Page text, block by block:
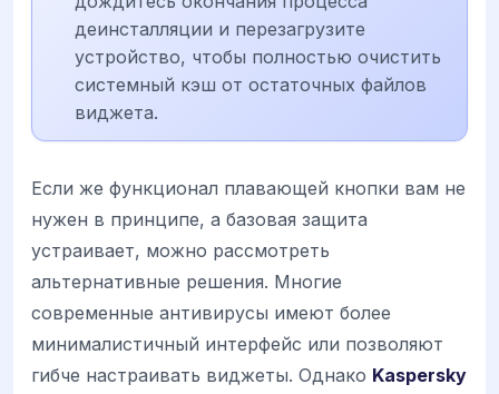
деинсталляции и перезагрузите
устройство, чтобы полностью очистить
системный кэш от остаточных файлов
виджета.
Если же функционал плавающей кнопки вам не
нужен в принципе, а базовая защита
устраивает, можно рассмотреть
альтернативные решения. Многие
современные антивирусы имеют более
минималистичный интерфейс или позволяют
гибче настраивать виджеты. Однако Kaspersky